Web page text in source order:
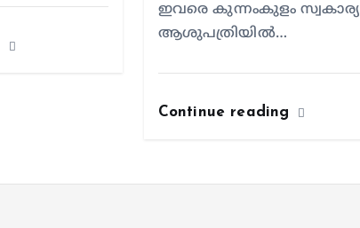
ഇവരെ കുന്നംകുളം സ്വകാര്യ
ആശുപത്രിയില്‍…
Continue reading